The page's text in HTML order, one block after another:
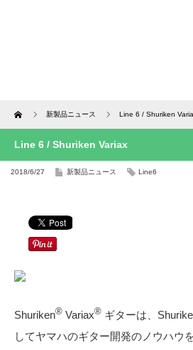
Home 新製品ニュース Line 6 / Shuriken
Line 6 / Shuriken Variax
2018/6/27 新製品ニュース Line6
Shuriken® Variax® ギターは、
してヤマハのギター開発のノウハウ